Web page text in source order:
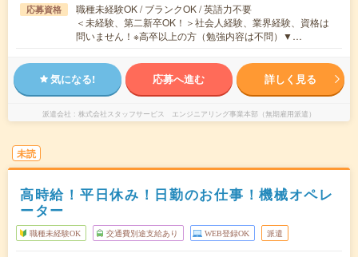
応募資格
職種未経験OK / ブランクOK / 英語力不要
＜未経験、第二新卒OK！＞社会人経験、業界経験、資格は
問いません！※高卒以上の方（勉強内容は不問）▼…
気になる! 応募へ進む 詳しく見る
派遣会社 株式会社スタッフサービス エンジニアリング事業本部（無期雇用派遣）
未読
高時給！平日休み！日勤のお仕事！機械オペレ
ーター
職種未経験OK 交通費別途支給あり WEB登録OK 派遣